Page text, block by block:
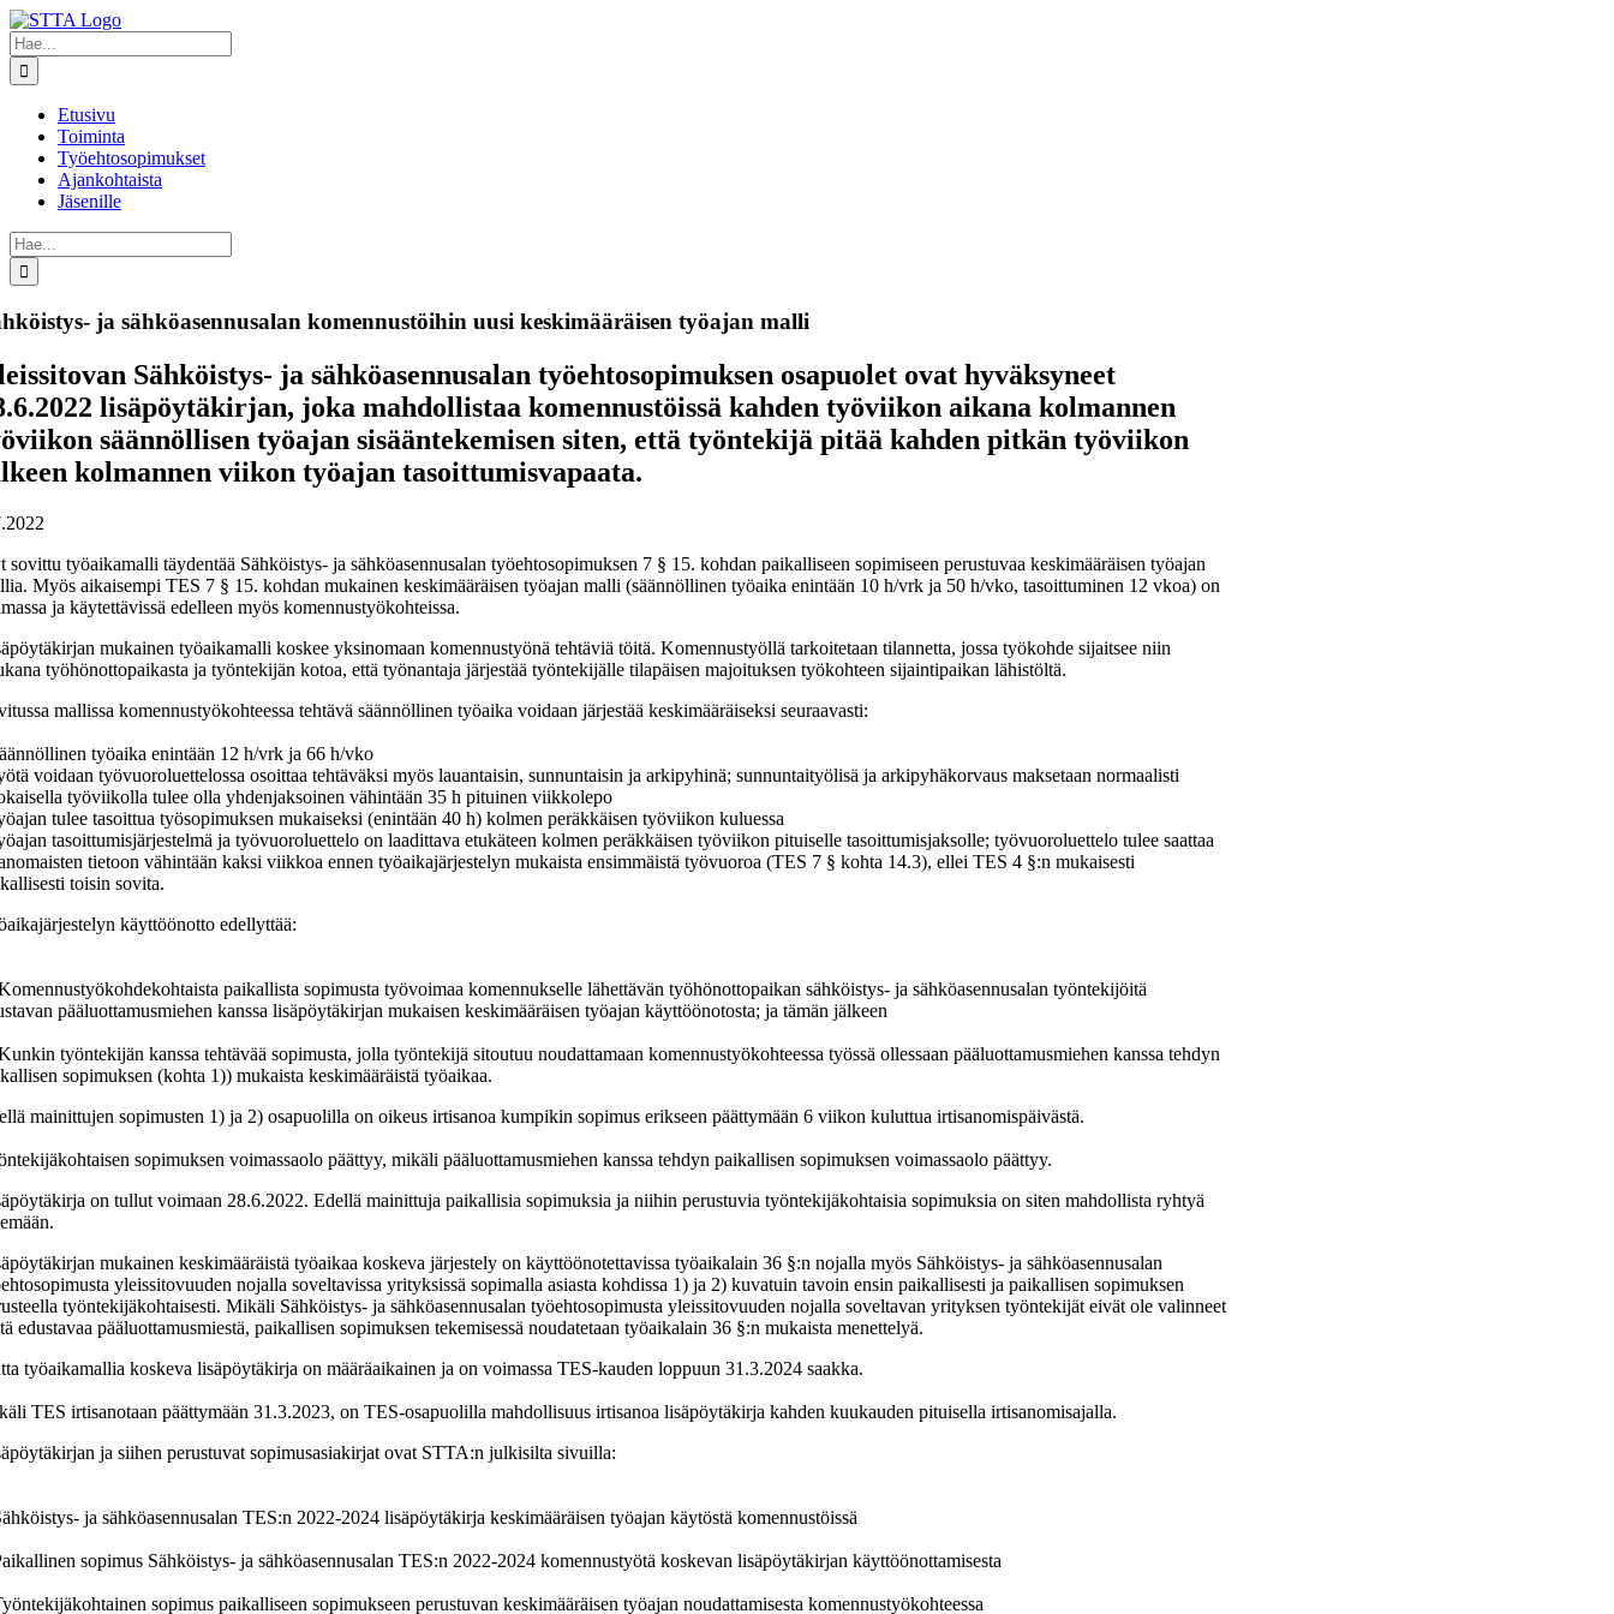
Skip
to
content
Etsi
...
Etusivu
Toiminta
Työehtosopimukset
Ajankohtaista
Jäsenille
Etsi
...
ja sähköasennusalan komennustöihin uusi keskimääräisen työajan malli
Sähköistys- ja sähköasennusalan työehtosopimuksen osapuolet ovat hyväksyneet
lisäpöytäkirjan, joka mahdollistaa komennustöissä kahden työviikon aikana kolmannen
säännöllisen työajan sisääntekemisen siten, että työntekijä pitää kahden pitkän työviikon
kolmannen viikon työajan tasoittumisvapaata.
sovittu työaikamalli täydentää Sähköistys- ja sähköasennusalan työehtosopimuksen 7 § 15. kohdan paikalliseen sopimiseen perustuvaa keskimääräisen työajan
Myös aikaisempi TES 7 § 15. kohdan mukainen keskimääräisen työajan malli (säännöllinen työaika enintään 10 h/vrk ja 50 h/vko, tasoittuminen 12 vkoa) on
ja käytettävissä edelleen myös komennustyökohteissa.
mukainen työaikamalli koskee yksinomaan komennustyönä tehtäviä töitä. Komennustyöllä tarkoitetaan tilannetta, jossa työkohde sijaitsee niin
työhönottopaikasta ja työntekijän kotoa, että työnantaja järjestää työntekijälle tilapäisen majoituksen työkohteen sijaintipaikan lähistöltä.
mallissa komennustyökohteessa tehtävä säännöllinen työaika voidaan järjestää keskimääräiseksi seuraavasti:
työaika enintään 12 h/vrk ja 66 h/vko
voidaan työvuoroluettelossa osoittaa tehtäväksi myös lauantaisin, sunnuntaisin ja arkipyhinä; sunnuntaityölisä ja arkipyhäkorvaus maksetaan normaalisti
työviikolla tulee olla yhdenjaksoinen vähintään 35 h pituinen viikkolepo
tulee tasoittua työsopimuksen mukaiseksi (enintään 40 h) kolmen peräkkäisen työviikon kuluessa
tasoittumisjärjestelmä ja työvuoroluettelo on laadittava etukäteen kolmen peräkkäisen työviikon pituiselle tasoittumisjaksolle; työvuoroluettelo tulee saattaa
tietoon vähintään kaksi viikkoa ennen työaikajärjestelyn mukaista ensimmäistä työvuoroa (TES 7 § kohta 14.3), ellei TES 4 §:n mukaisesti
toisin sovita.
käyttöönotto edellyttää:
paikallista sopimusta työvoimaa komennukselle lähettävän työhönottopaikan sähköistys- ja sähköasennusalan työntekijöitä
pääluottamusmiehen kanssa lisäpöytäkirjan mukaisen keskimääräisen työajan käyttöönotosta; ja tämän jälkeen
työntekijän kanssa tehtävää sopimusta, jolla työntekijä sitoutuu noudattamaan komennustyökohteessa työssä ollessaan pääluottamusmiehen kanssa tehdyn
sopimuksen (kohta 1)) mukaista keskimääräistä työaikaa.
mainittujen sopimusten 1) ja 2) osapuolilla on oikeus irtisanoa kumpikin sopimus erikseen päättymään 6 viikon kuluttua irtisanomispäivästä.
sopimuksen voimassaolo päättyy, mikäli pääluottamusmiehen kanssa tehdyn paikallisen sopimuksen voimassaolo päättyy.
on tullut voimaan 28.6.2022.Edellä mainittuja paikallisia sopimuksia ja niihin perustuvia työntekijäkohtaisia sopimuksia on siten mahdollista ryhtyä
mukainen keskimääräistä työaikaa koskeva järjestely on käyttöönotettavissa työaikalain 36 §:n nojalla myös Sähköistys- ja sähköasennusalan
yleissitovuuden nojalla soveltavissa yrityksissä sopimalla asiasta kohdissa 1) ja 2) kuvatuin tavoin ensin paikallisesti ja paikallisen sopimuksen
työntekijäkohtaisesti. Mikäli Sähköistys- ja sähköasennusalan työehtosopimusta yleissitovuuden nojalla soveltavan yrityksen työntekijät eivät ole valinneet
edustavaa pääluottamusmiestä, paikallisen sopimuksen tekemisessä noudatetaan työaikalain 36 §:n mukaista menettelyä.
työaikamallia koskeva lisäpöytäkirja on määräaikainen ja on voimassa TES-kauden loppuun 31.3.2024 saakka.
TES irtisanotaan päättymään 31.3.2023, on TES-osapuolilla mahdollisuus irtisanoa lisäpöytäkirja kahden kuukauden pituisella irtisanomisajalla.
ja siihen perustuvat sopimusasiakirjat ovat STTA:n julkisilta sivuilla:
ja sähköasennusalan TES:n 2022-2024 lisäpöytäkirja keskimääräisen työajan käytöstä komennustöissä
sopimus Sähköistys- ja sähköasennusalan TES:n 2022-2024 komennustyötä koskevan lisäpöytäkirjan käyttöönottamisesta
sopimus paikalliseen sopimukseen perustuvan keskimääräisen työajan noudattamisesta komennustyökohteessa